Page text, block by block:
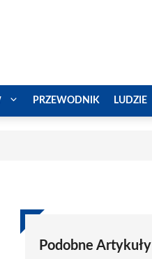
PRZEWODNIK LUDZIE
Podobne Artykuły